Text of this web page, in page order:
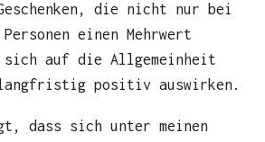
die nicht nur bei
einen Mehrwert
auf die Allgemeinheit
positiv auswirken.
dass sich unter meinen